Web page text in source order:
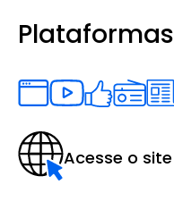
Plataformas
Acesse o site